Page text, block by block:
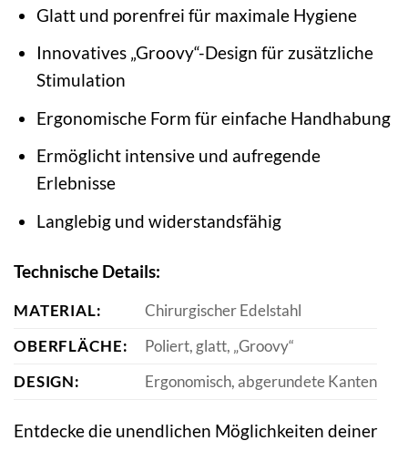
Glatt und porenfrei für maximale Hygiene
Innovatives „Groovy“-Design für zusätzliche
Stimulation
Ergonomische Form für einfache Handhabung
Ermöglicht intensive und aufregende
Erlebnisse
Langlebig und widerstandsfähig
Technische Details:
MATERIAL:
Chirurgischer Edelstahl
OBERFLÄCHE:
Poliert, glatt, „Groovy“
DESIGN:
Ergonomisch, abgerundete Kanten
Entdecke die unendlichen Möglichkeiten deiner